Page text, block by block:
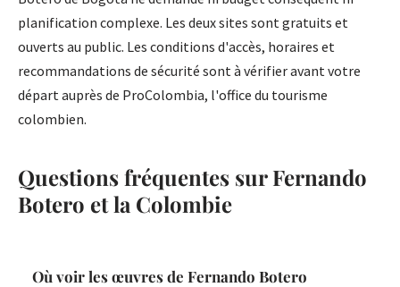
planification complexe. Les deux sites sont gratuits et
ouverts au public. Les conditions d'accès, horaires et
recommandations de sécurité sont à vérifier avant votre
départ auprès de ProColombia, l'office du tourisme
colombien.
Questions fréquentes sur Fernando
Botero et la Colombie
Où voir les œuvres de Fernando Botero